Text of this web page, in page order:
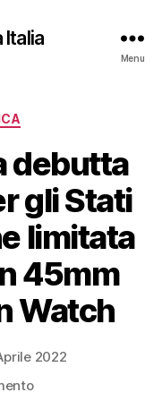
Italia
Menu
debutta
gli Stati
limitata
45mm
Watch
2022
su